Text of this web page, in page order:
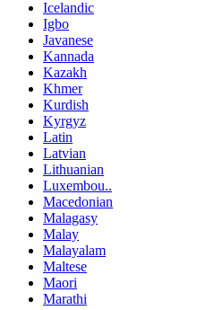
Icelandic
Igbo
Javanese
Kannada
Kazakh
Khmer
Kurdish
Kyrgyz
Latin
Latvian
Lithuanian
Luxembou..
Macedonian
Malagasy
Malay
Malayalam
Maltese
Maori
Marathi